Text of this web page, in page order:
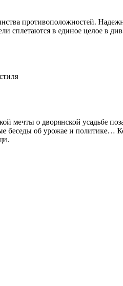
противоположностей.
сплетаются в единое целое в
мечты о дворянской усадьбе
беседы об урожае и